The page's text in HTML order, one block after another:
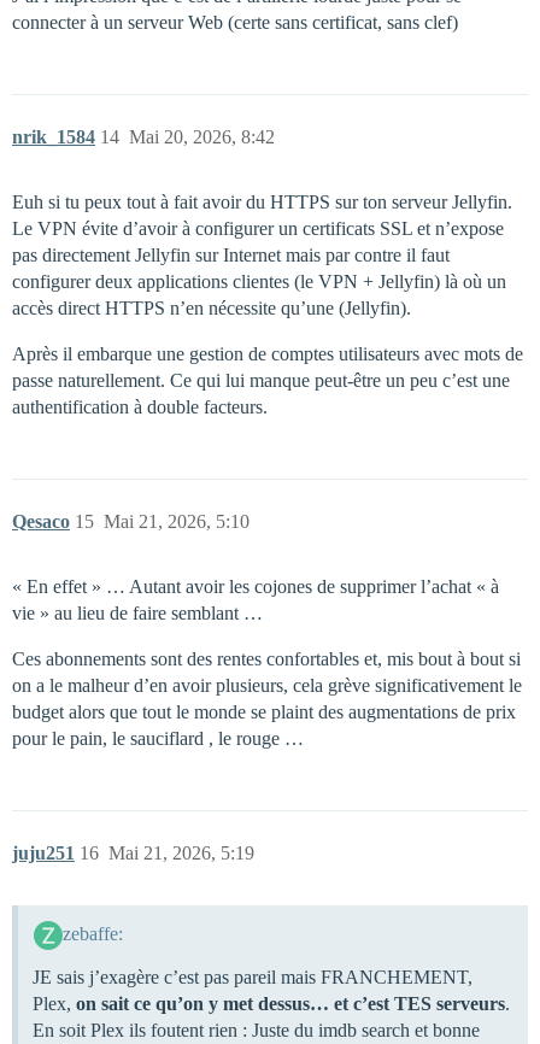
connecter à un serveur Web (certe sans certificat, sans clef)
nrik_1584 Mai 20, 2026, 8:42
14
Euh si tu peux tout à fait avoir du HTTPS sur ton serveur Jellyfin.
Le VPN évite d’avoir à configurer un certificats SSL et n’expose
pas directement Jellyfin sur Internet mais par contre il faut
configurer deux applications clientes (le VPN + Jellyfin) là où un
accès direct HTTPS n’en nécessite qu’une (Jellyfin).
Après il embarque une gestion de comptes utilisateurs avec mots de
passe naturellement. Ce qui lui manque peut-être un peu c’est une
authentification à double facteurs.
Qesaco Mai 21, 2026, 5:10
15
« En effet » … Autant avoir les cojones de supprimer l’achat « à
vie » au lieu de faire semblant …
Ces abonnements sont des rentes confortables et, mis bout à bout si
on a le malheur d’en avoir plusieurs, cela grève significativement le
budget alors que tout le monde se plaint des augmentations de prix
pour le pain, le sauciflard , le rouge …
juju251 Mai 21, 2026, 5:19
16
zebaffe:
JE sais j’exagère c’est pas pareil mais FRANCHEMENT,
Plex, on sait ce qu’on y met dessus… et c’est TES serveurs.
En soit Plex ils foutent rien : Juste du imdb search et bonne